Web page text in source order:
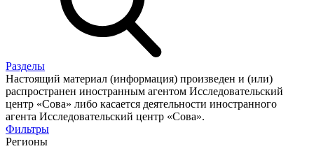
Разделы
Настоящий материал (информация) произведен и (или)
распространен иностранным агентом Исследовательский
центр «Сова» либо касается деятельности иностранного
агента Исследовательский центр «Сова».
Фильтры
Регионы